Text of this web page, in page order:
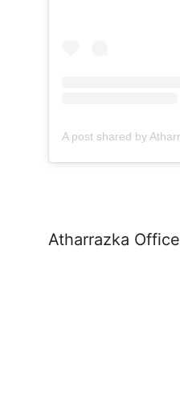
Atharrazka Office